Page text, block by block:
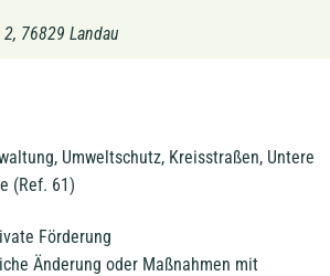
76829 Landau
Umweltschutz, Kreisstraßen, Untere
(Ref. 61)
Förderung
Änderung oder Maßnahmen mit